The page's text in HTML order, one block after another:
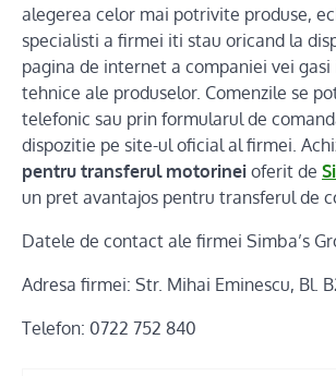
alegerea celor mai potrivite produse,
specialisti a firmei iti stau oricand la
pagina de internet a companiei vei
tehnice ale produselor. Comenzile se
telefonic sau prin formularul de
dispozitie pe site-ul oficial al firmei.
pentru transferul motorinei oferit de
un pret avantajos pentru transferul de
Datele de contact ale firmei Simba’s
Adresa firmei: Str. Mihai Eminescu, Bl.
Telefon: 0722 752 840